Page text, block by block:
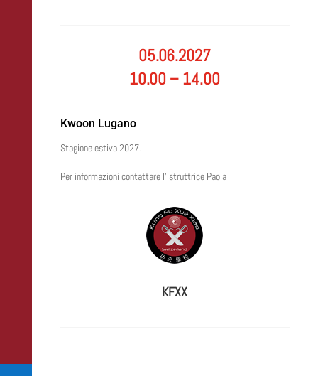
05.06.2027
10.00 – 14.00
Kwoon Lugano
Stagione estiva 2027.
Per informazioni contattare l’istruttrice Paola
KFXX